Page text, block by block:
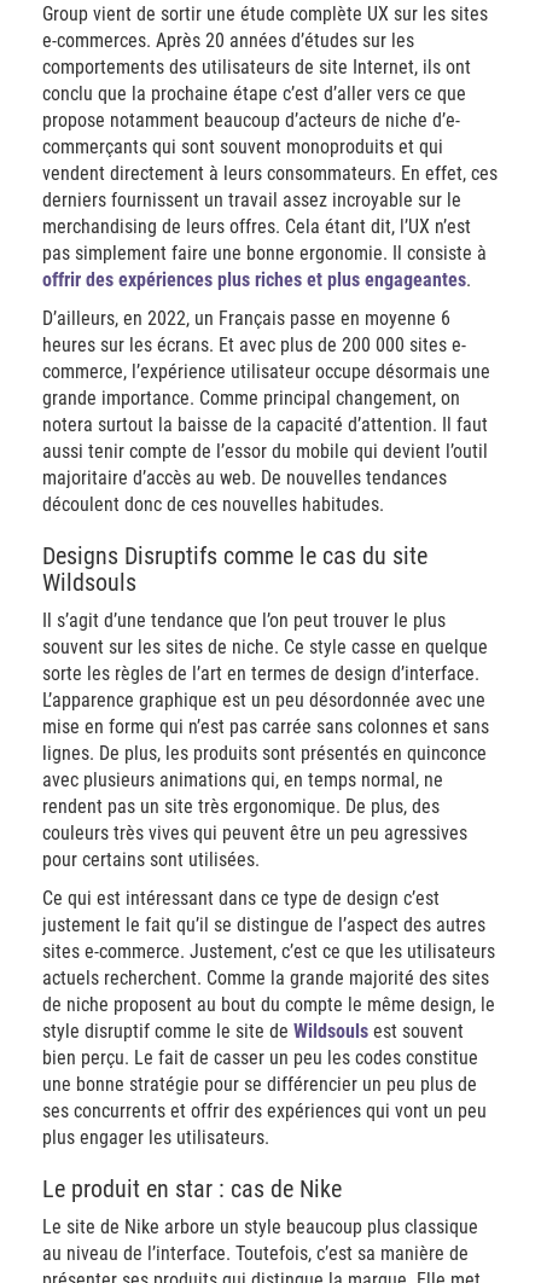
Group vient de sortir une étude complète UX sur les sites
e-commerces. Après 20 années d’études sur les
comportements des utilisateurs de site Internet, ils ont
conclu que la prochaine étape c’est d’aller vers ce que
propose notamment beaucoup d’acteurs de niche d’e-
commerçants qui sont souvent monoproduits et qui
vendent directement à leurs consommateurs. En effet, ces
derniers fournissent un travail assez incroyable sur le
merchandising de leurs offres. Cela étant dit, l’UX n’est
pas simplement faire une bonne ergonomie. Il consiste à
offrir des expériences plus riches et plus engageantes.
D’ailleurs, en 2022, un Français passe en moyenne 6
heures sur les écrans. Et avec plus de 200 000 sites e-
commerce, l’expérience utilisateur occupe désormais une
grande importance. Comme principal changement, on
notera surtout la baisse de la capacité d’attention. Il faut
aussi tenir compte de l’essor du mobile qui devient l’outil
majoritaire d’accès au web. De nouvelles tendances
découlent donc de ces nouvelles habitudes.
Designs Disruptifs comme le cas du site
Wildsouls
Il s’agit d’une tendance que l’on peut trouver le plus
souvent sur les sites de niche. Ce style casse en quelque
sorte les règles de l’art en termes de design d’interface.
L’apparence graphique est un peu désordonnée avec une
mise en forme qui n’est pas carrée sans colonnes et sans
lignes. De plus, les produits sont présentés en quinconce
avec plusieurs animations qui, en temps normal, ne
rendent pas un site très ergonomique. De plus, des
couleurs très vives qui peuvent être un peu agressives
pour certains sont utilisées.
Ce qui est intéressant dans ce type de design c’est
justement le fait qu’il se distingue de l’aspect des autres
sites e-commerce. Justement, c’est ce que les utilisateurs
actuels recherchent. Comme la grande majorité des sites
de niche proposent au bout du compte le même design, le
style disruptif comme le site de Wildsouls est souvent
bien perçu. Le fait de casser un peu les codes constitue
une bonne stratégie pour se différencier un peu plus de
ses concurrents et offrir des expériences qui vont un peu
plus engager les utilisateurs.
Le produit en star : cas de Nike
Le site de Nike arbore un style beaucoup plus classique
au niveau de l’interface. Toutefois, c’est sa manière de